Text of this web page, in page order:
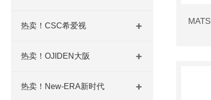
热卖！CSC希爱视
热卖！OJIDEN大阪
热卖！New-ERA新时代